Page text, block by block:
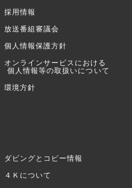
採用情報
放送番組審議会
個人情報保護方針
オンラインサービスにおける
個人情報等の取扱いについて
環境方針
ダビングとコピー情報
４Ｋについて